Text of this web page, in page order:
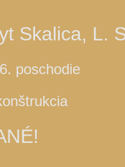
Skalica, L.
poschodie